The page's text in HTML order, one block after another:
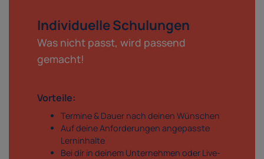
Individuelle Schulungen
Was nicht passt, wird passend
gemacht!
Vorteile:
Termine & Dauer nach deinen Wünschen
Auf deine Anforderungen angepasste
Lerninhalte
Bei dir in deinem Unternehmen oder Live-